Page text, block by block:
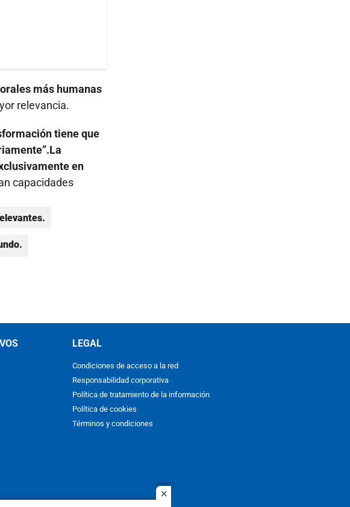
close
más humanas
relevancia.
tiene que
en
capacidades
LEGAL
Condiciones de acceso a la red
Responsabilidad corporativa
Política de tratamiento de la información
Política de cookies
Términos y condiciones